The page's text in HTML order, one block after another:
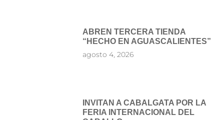
ABREN TERCERA TIENDA
“HECHO EN AGUASCALIENTES”
agosto 4, 2026
INVITAN A CABALGATA POR LA
FERIA INTERNACIONAL DEL